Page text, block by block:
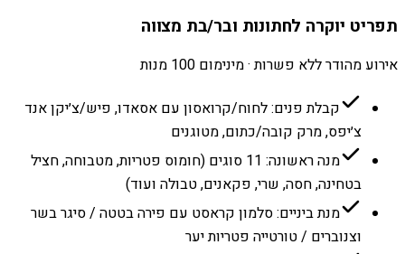
תפריט יוקרה לחתונות ובר/בת מצווה
אירוע מהודר ללא פשרות · מינימום 100 מנות
קבלת פנים: לחוח/קרואסון עם אסאדו, פיש/צ׳יקן אנד
צ׳יפס, מרק קובה/כתום, מטוגנים
מנה ראשונה: 11 סוגים (חומוס פטריות, מטבוחה, חציל
בטחינה, חסה, שרי, פקאנים, טבולה ועוד)
מנת ביניים: סלמון קראסט עם פירה בטטה / סיגר בשר
וצנוברים / טורטייה פטריות יער